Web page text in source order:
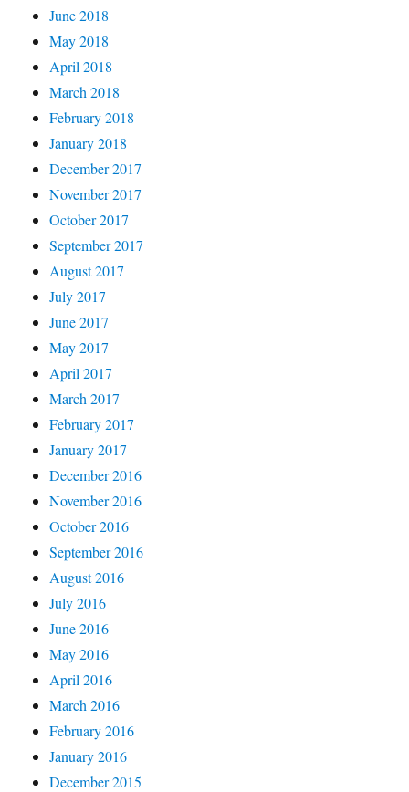
June 2018
May 2018
April 2018
March 2018
February 2018
January 2018
December 2017
November 2017
October 2017
September 2017
August 2017
July 2017
June 2017
May 2017
April 2017
March 2017
February 2017
January 2017
December 2016
November 2016
October 2016
September 2016
August 2016
July 2016
June 2016
May 2016
April 2016
March 2016
February 2016
January 2016
December 2015